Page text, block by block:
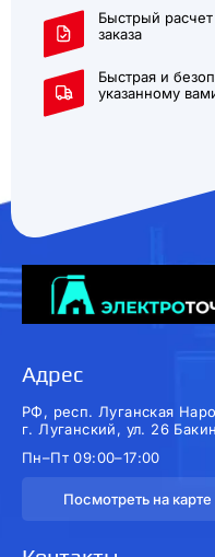
Быстрый
заказа
Быстрая и
указанному
Адрес
РФ, респ. Луганская
г. Луганский, ул. 26
Пн–Пт 09:00–17:00
Посмотреть на карте